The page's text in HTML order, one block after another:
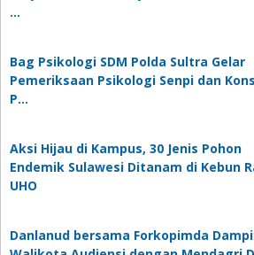
…
Bag Psikologi SDM Polda Sultra Gelar
Pemeriksaan Psikologi Senpi dan
P…
‎Aksi Hijau di Kampus, 30 Jenis Pohon
Endemik Sulawesi Ditanam di Kebun
UHO
Danlanud bersama Forkopimda